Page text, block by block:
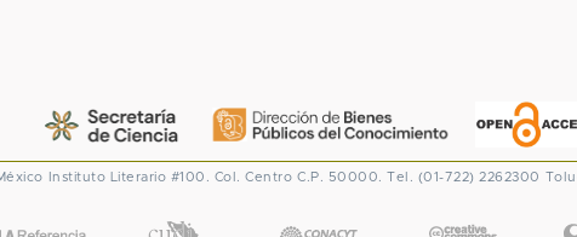
Instituto Literario #100. Col. Centro C.P. 50000. Tel. (01-722) 2262300